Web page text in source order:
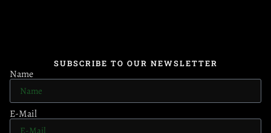
SUBSCRIBE TO OUR NEWSLETTER
Name
E-Mail